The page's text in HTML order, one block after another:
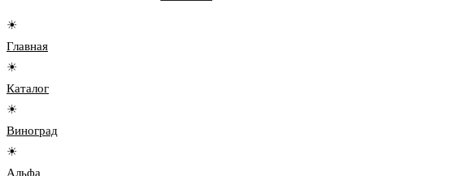
☀
Главная
☀
Каталог
☀
Виноград
☀
Альфа